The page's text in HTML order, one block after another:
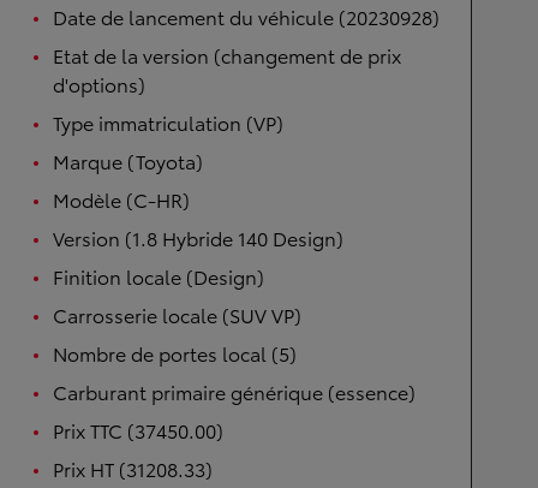
Date de lancement du véhicule (20230928)
Etat de la version (changement de prix
d'options)
Type immatriculation (VP)
Marque (Toyota)
Modèle (C-HR)
Version (1.8 Hybride 140 Design)
Finition locale (Design)
Carrosserie locale (SUV VP)
Nombre de portes local (5)
Carburant primaire générique (essence)
Prix TTC (37450.00)
Prix HT (31208.33)